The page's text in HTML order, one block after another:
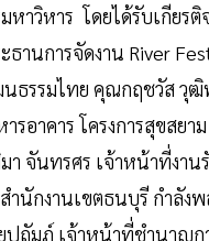
หาวิหาร โดยได้รับเกียร
ธานการจัดงาน River
ธรรมไทย คุณกฤชวัส วุฒิ
ารอาคาร โครงการสุขสย
า จันทรศร เจ้าหน้าที่งาน
ำนักงานเขตธนบุรี กำลัง
ถัมภ์ เจ้าหน้าที่ชำนาญก